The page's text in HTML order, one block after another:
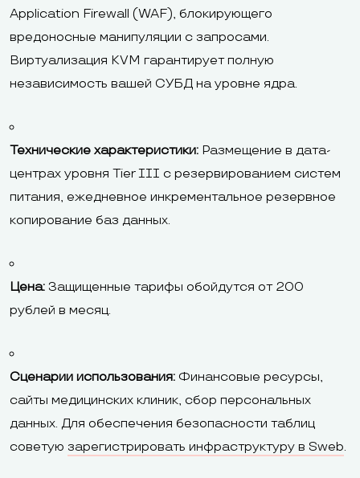
Application Firewall (WAF), блокирующего
вредоносные манипуляции с запросами.
Виртуализация KVM гарантирует полную
независимость вашей СУБД на уровне ядра.
Технические характеристики: Размещение в дата-
центрах уровня Tier III с резервированием систем
питания, ежедневное инкрементальное резервное
копирование баз данных.
Цена: Защищенные тарифы обойдутся от 200
рублей в месяц.
Сценарии использования: Финансовые ресурсы,
сайты медицинских клиник, сбор персональных
данных. Для обеспечения безопасности таблиц
советую зарегистрировать инфраструктуру в Sweb.